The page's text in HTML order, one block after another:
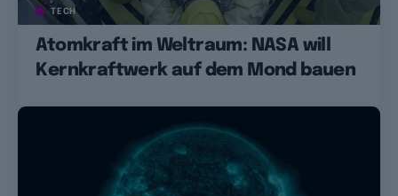
TECH
Atomkraft im Weltraum: NASA will
Kernkraftwerk auf dem Mond bauen